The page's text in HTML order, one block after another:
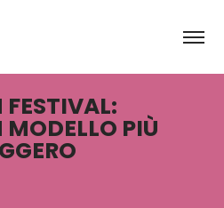
MODELLO PIÙ